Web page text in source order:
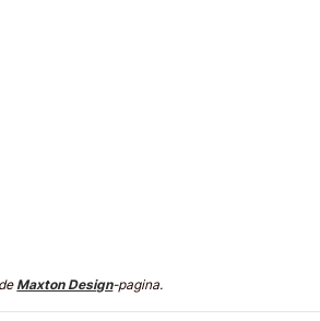
Maxton Design-pagina.